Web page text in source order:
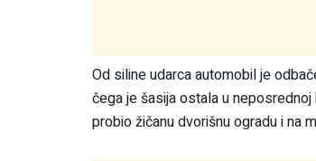
Od siline udarca automobil je
čega je šasija ostala u
probio žičanu dvorišnu ogradu i na